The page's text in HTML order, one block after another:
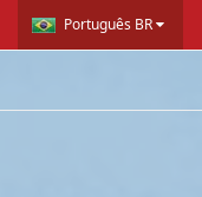
Português BR